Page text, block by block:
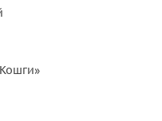
пустыне Каракумы
к туркмено-